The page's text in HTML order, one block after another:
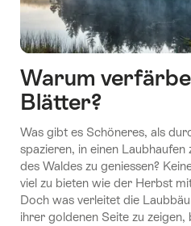
Warum
Blätter?
Was gibt es Schöneres, als
spazieren, in einen
des Waldes zu geniessen?
viel zu bieten wie der Herbst
Doch was verleitet die
ihrer goldenen Seite zu